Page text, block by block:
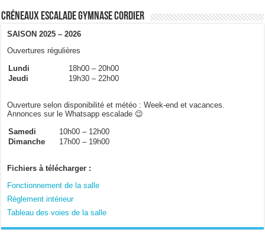
Créneaux escalade gymnase Cordier
SAISON 2025 – 2026
Ouvertures régulières
Lundi
18h00 – 20h00
Jeudi
19h30 – 22h00
Ouverture selon disponibilité et météo : Week-end et vacances.
Annonces sur le Whatsapp escalade 😉
Samedi
10h00 – 12h00
Dimanche
17h00 – 19h00
Fichiers à télécharger :
Fonctionnement de la salle
Règlement intérieur
Tableau des voies de la salle